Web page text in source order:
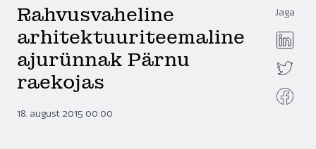
Jaga
Rahvusvaheline
arhitektuuriteemaline
ajurünnak Pärnu
raekojas
18. august 2015 00:00